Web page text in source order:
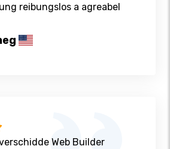
reibungslos a agreabel
Web Builder